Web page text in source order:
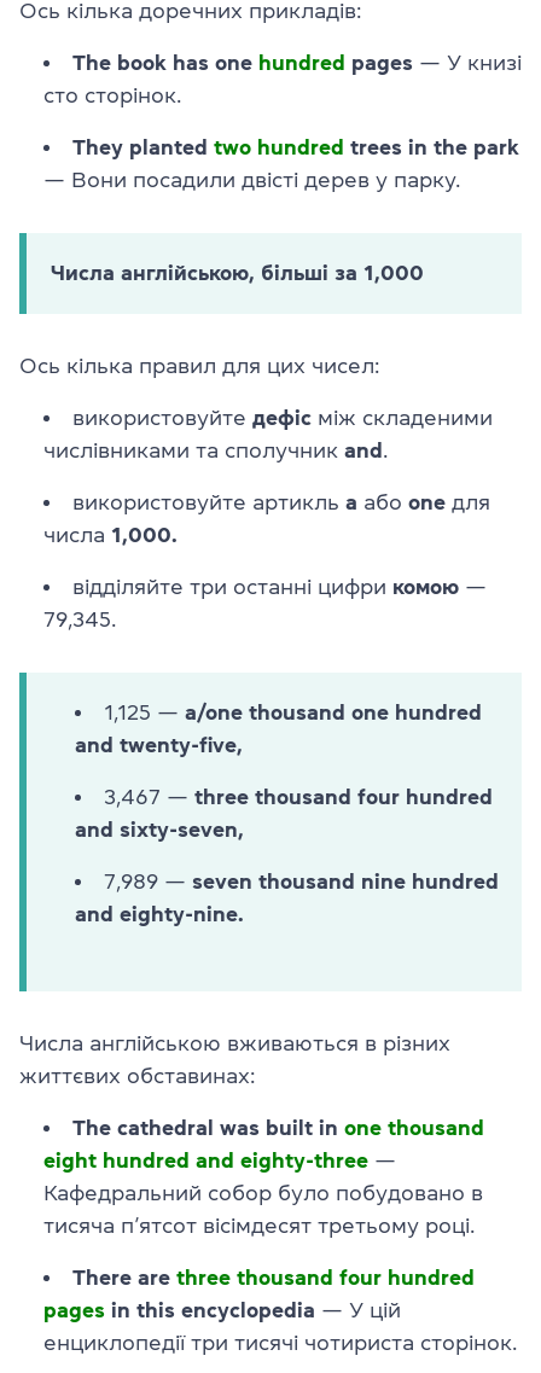
Ось кілька доречних прикладів:
The book has one hundred pages — У книзі
сто сторінок.
They planted two hundred trees in the park
— Вони посадили двісті дерев у парку.
Числа англійською, більші за 1,000
Ось кілька правил для цих чисел:
використовуйте дефіс між складеними
числівниками та сполучник and
використовуйте артикль а або one для
числа 1,000.
відділяйте три останні цифри комою —
79,345.
1,125 — a/one thousand one hundred
and twenty-five,
3,467 — three thousand four hundred
and sixty-seven,
7,989 — seven thousand nine hundred
and eighty-nine.
Числа англійською вживаються в різних
життєвих обставинах:
The cathedral was built in one thousand
eight hundred and eighty-three —
Кафедральний собор було побудовано в
тисяча п’ятсот вісімдесят третьому році.
There are three thousand four hundred
pages in this encyclopedia — У цій
енциклопедії три тисячі чотириста сторінок.